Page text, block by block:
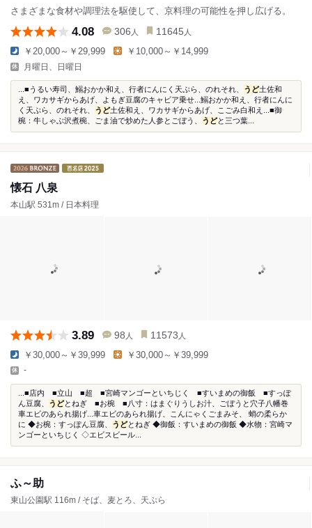
さまざまな食材や調理法を駆使して、京料理の可能性を押し広げる。
4.08 306 人 11645 人
￥20,000～￥29,999 ￥10,000～￥14,999
月曜日、日曜日
...■うるい寿司、鰯おかか和え、行者にんにく天ぷら、のれそれ、 うど土佐和
え、ワカサギからあげ、よもぎ豆腐のキャビア乗せ...鰯おかか和え、行者にんに
く天ぷら、のれそれ、 うど土佐和え、ワカサギからあげ、こごみ白和え...■御
椀：牛しゃぶ沢煮椀、ごま油で炒めた人参とごぼう、 うどと三つ葉...
懐石 八泉
本山駅 531m / 日本料理
3.89 98 人 11573 人
￥30,000～￥39,999 ￥30,000～￥39,999
-
...■店内 ■立山 ■超 ■宮崎マンゴーといちじく ■すいまめの御飯 ■すっぽ
ん豆腐、 うどとねぎ ■お椀 ■八寸：はまぐりうしお汁、ごぼうと穴子八幡巻
車エビのあられ揚げ...車エビのあられ揚げ、こんにゃくごまみそ、 蛸の柔らか
に ◆お椀：すっぽん豆腐、 うどとねぎ ◆御飯：すいまめの御飯 ◆水物：宮崎マ
ンゴーといちじく ◇エビスビール...
ふ～助
東山公園駅 116m / そば、麦とろ、天ぷら